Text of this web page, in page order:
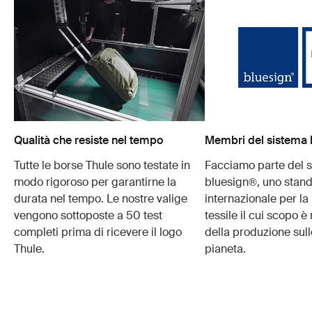
Qualità che resiste nel tempo
Tutte le borse Thule sono testate in
modo rigoroso per garantirne la
durata nel tempo. Le nostre valige
vengono sottoposte a 50 test
completi prima di ricevere il logo
Thule.
Membri del sistema
Facciamo parte del
bluesign®, uno
internazionale per
tessile il cui scopo
della produzione
pianeta.